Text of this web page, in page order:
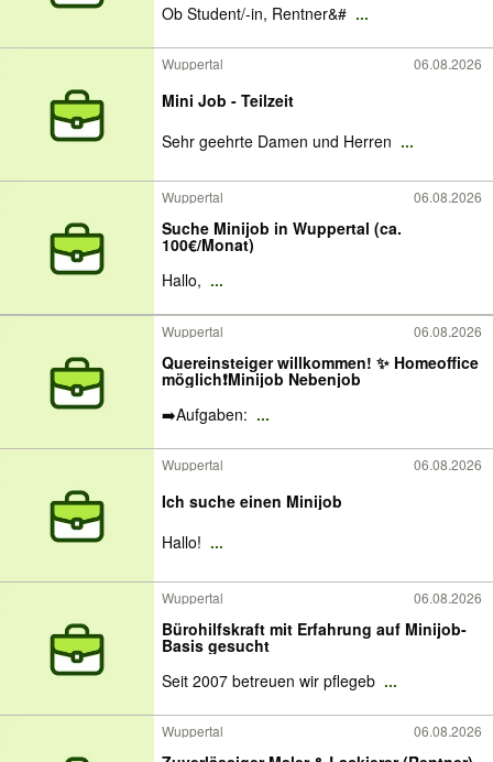
Ob Student/-in, Rentner&# ...
Wuppertal 06.08.2026
Mini Job - Teilzeit
Sehr geehrte Damen und Herren ...
Wuppertal 06.08.2026
Suche Minijob in Wuppertal (ca.
100€/Monat)
Hallo, ...
Wuppertal 06.08.2026
Quereinsteiger willkommen! ✨ Homeoffice
möglich❗️Minijob Nebenjob
➡️Aufgaben: ...
Wuppertal 06.08.2026
Ich suche einen Minijob
Hallo! ...
Wuppertal 06.08.2026
Bürohilfskraft mit Erfahrung auf Minijob-
Basis gesucht
Seit 2007 betreuen wir pflegeb ...
Wuppertal 06.08.2026